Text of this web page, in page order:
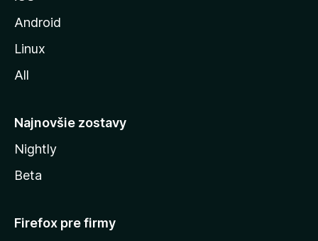
z
l
Android
Linux
All
Najnovšie zostavy
Nightly
Beta
Firefox pre firmy